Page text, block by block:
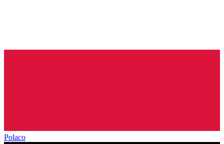
Polaco